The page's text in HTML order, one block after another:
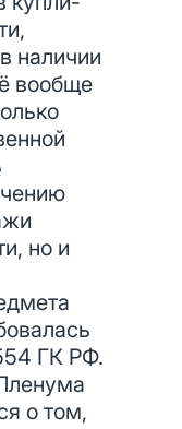
наличии
вообще
но и
ГК РФ.
о том,